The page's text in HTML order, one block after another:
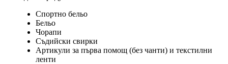
Спортно бельо
Бельо
Чорапи
Съдийски свирки
Артикули за първа помощ (без чанти) и текстилни
ленти